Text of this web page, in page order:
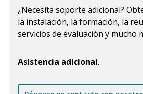
¿Necesita soporte adicional?
la instalación, la formación, la
servicios de evaluación y mucho
Asistencia adicional.